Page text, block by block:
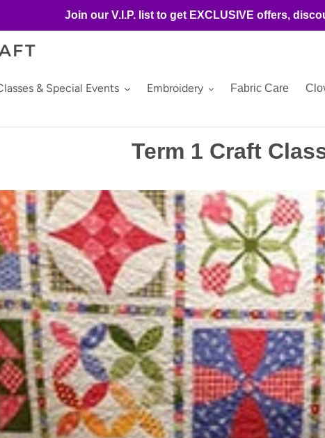
Join our V.I.P. list to get EXCLUSIVE offers,
& Special Events Embroidery Fabric Care
Term 1 Craft